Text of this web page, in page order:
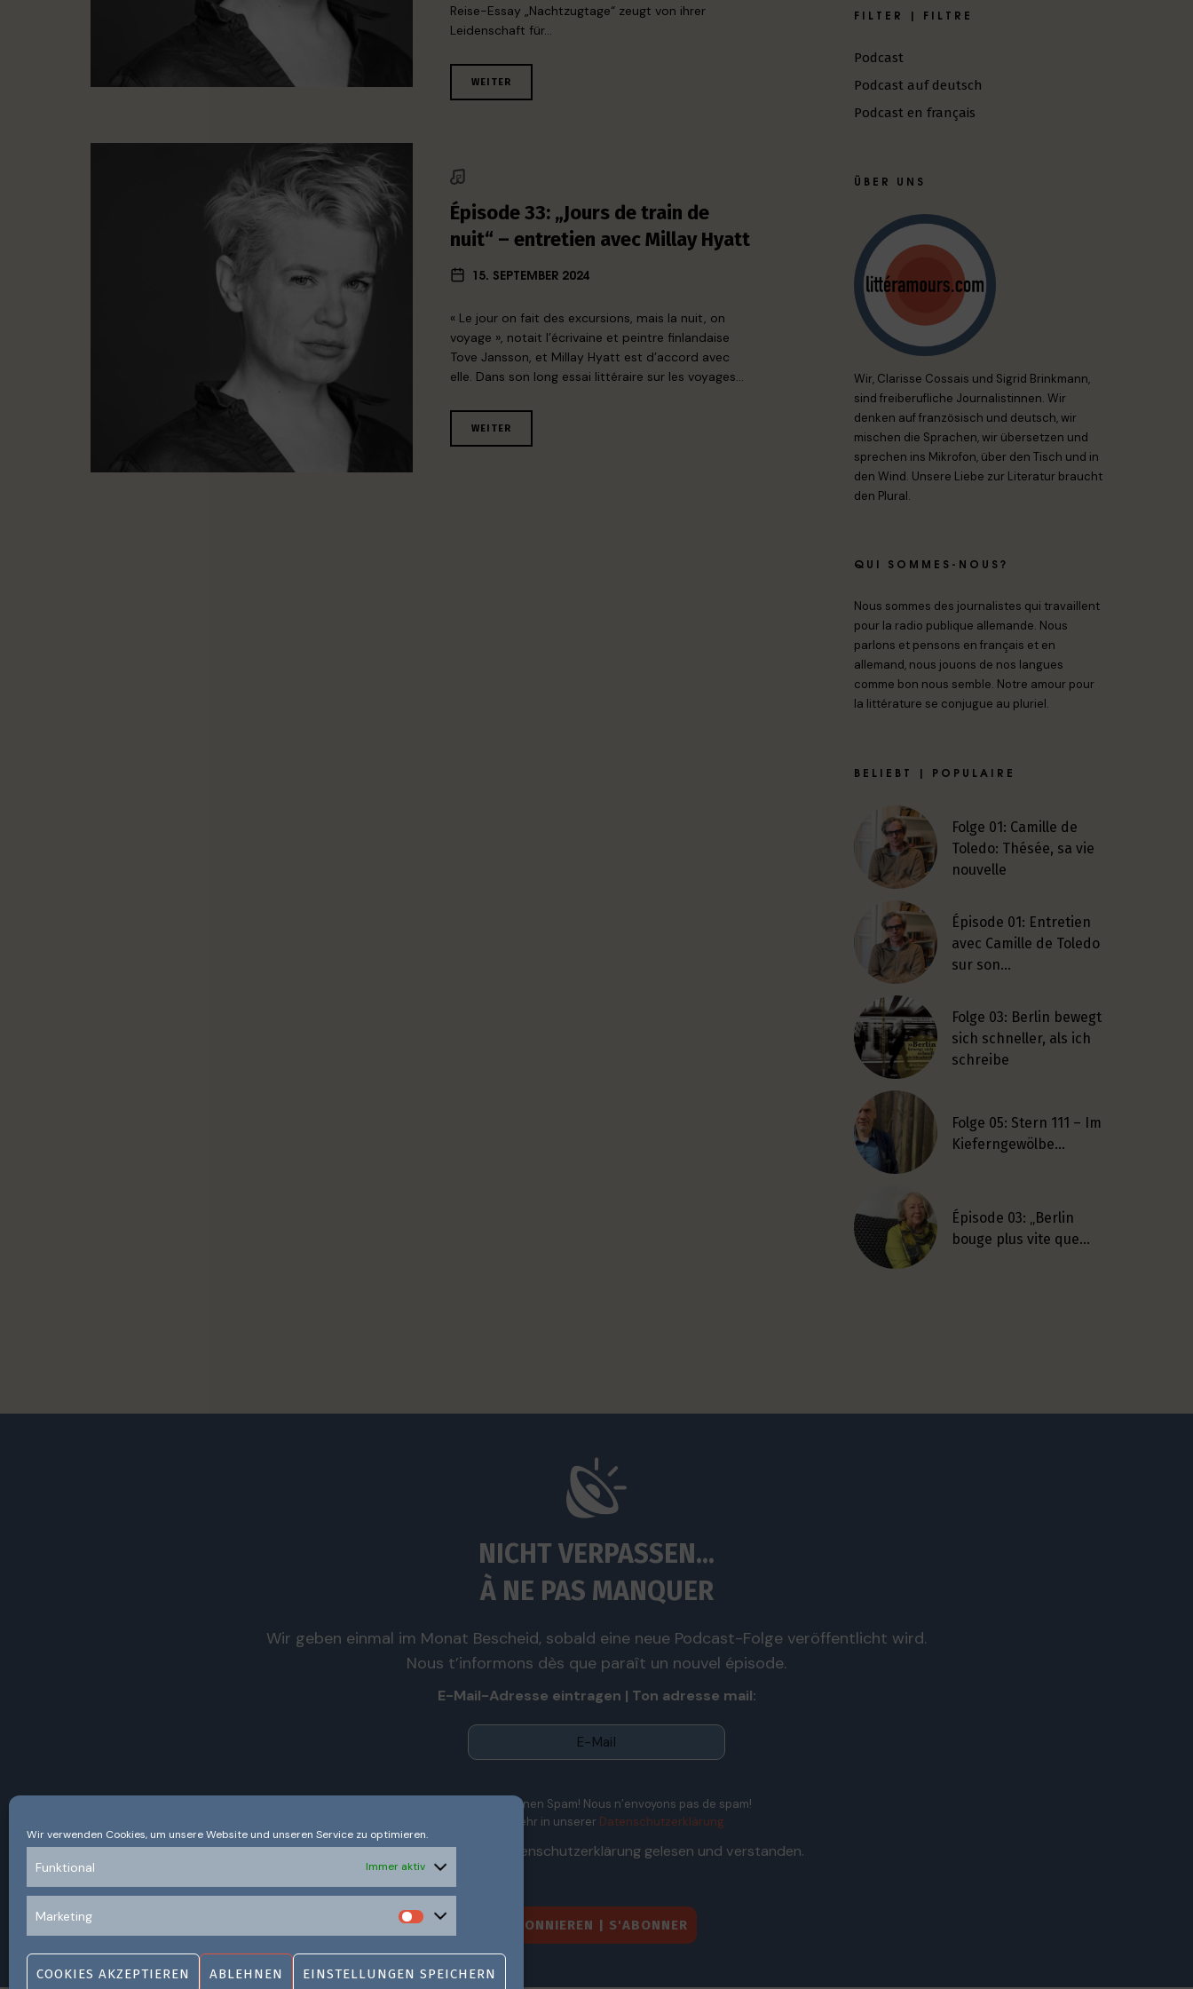
Wir verwenden Cookies, um unsere Website und unseren Service zu optimieren.
Funktional Immer aktiv
Marketing
COOKIES AKZEPTIEREN ABLEHNEN EINSTELLUNGEN SPEICHERN
Reise-Essay „Nachtzugtage“ zeugt von ihrer
Leidenschaft für…
WEITER
Épisode 33: „Jours de train de
nuit“ – entretien avec Millay Hyatt
15. SEPTEMBER 2024
« Le jour on fait des excursions, mais la nuit, on
voyage », notait l’écrivaine et peintre finlandaise
Tove Jansson, et Millay Hyatt est d’accord avec
elle. Dans son long essai littéraire sur les voyages…
WEITER
FILTER | FILTRE
Podcast
Podcast auf deutsch
Podcast en français
ÜBER UNS
Wir, Clarisse Cossais und Sigrid Brinkmann,
sind freiberufliche Journalistinnen. Wir
denken auf französisch und deutsch, wir
mischen die Sprachen, wir übersetzen und
sprechen ins Mikrofon, über den Tisch und in
den Wind. Unsere Liebe zur Literatur braucht
den Plural.
QUI SOMMES-NOUS?
Nous sommes des journalistes qui travaillent
pour la radio publique allemande. Nous
parlons et pensons en français et en
allemand, nous jouons de nos langues
comme bon nous semble. Notre amour pour
la littérature se conjugue au pluriel.
BELIEBT | POPULAIRE
Folge 01: Camille de
Toledo: Thésée, sa vie
nouvelle
Épisode 01: Entretien
avec Camille de Toledo
sur son…
Folge 03: Berlin bewegt
sich schneller, als ich
schreibe
Folge 05: Stern 111 – Im
Kieferngewölbe…
Épisode 03: „Berlin
bouge plus vite que…
NICHT VERPASSEN...
À NE PAS MANQUER
Wir geben einmal im Monat Bescheid, sobald eine neue Podcast-Folge veröffentlicht wird.
Nous t’informons dès que paraît un nouvel épisode.
E-Mail-Adresse eintragen | Ton adresse mail:
Wir senden keinen Spam! Nous n’envoyons pas de spam!
Erfahre mehr in unserer Datenschutzerklärung.
Ich habe die Datenschutzerklärung gelesen und verstanden.